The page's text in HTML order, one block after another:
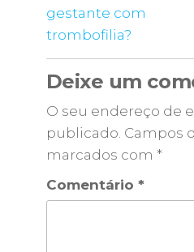
gestante com
trombofilia?
Deixe um
O seu endereço de
publicado. Campos
marcados com *
Comentário *